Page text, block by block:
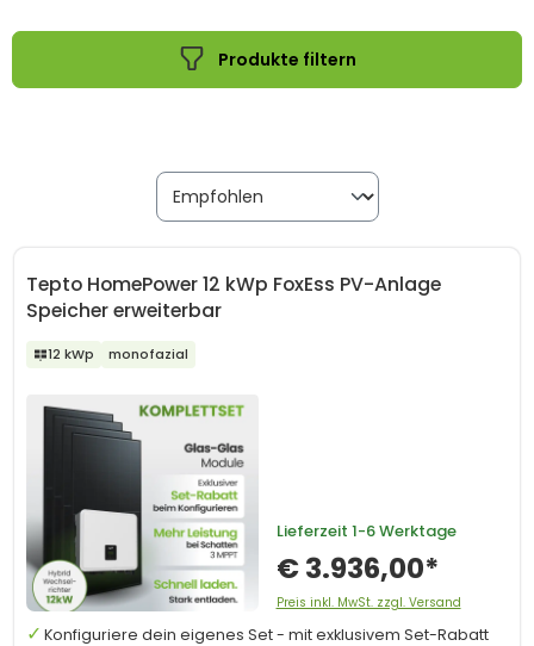
Unsere 12 kWp Komplettsets bieten eine Vielfalt von
Optionen, darunter Varianten mit und ohne Speicher.
Wählen Sie die Lösung, die optimal zu Ihren Bedürfnissen
Produkte filtern
Tepto HomePower 12 kWp FoxEss PV-Anlage
Speicher erweiterbar
12 kWp monofazial
Lieferzeit 1-6 Werktage
€ 3.936,00*
Preis inkl. MwSt. zzgl. Versand
Konfiguriere dein eigenes Set - mit exklusivem Set-Rabatt